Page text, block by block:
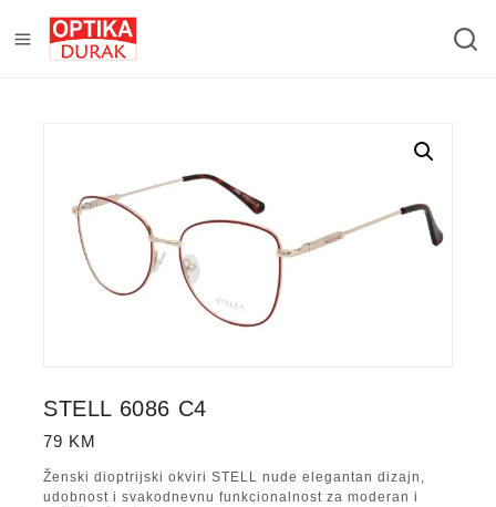
STELL 6086 C4
79 KM
Ženski dioptrijski okviri STELL nude elegantan dizajn,
udobnost i svakodnevnu funkcionalnost za moderan i